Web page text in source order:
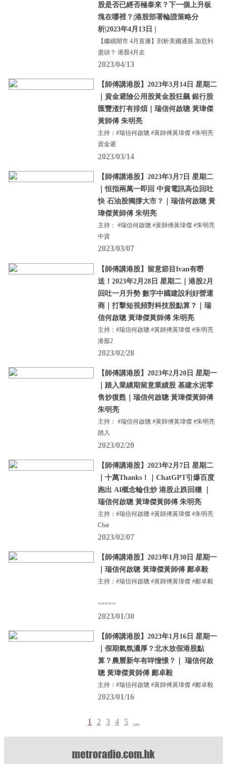
股是否已經否極泰來？下一個上升板
塊在哪裡？|港股部署輪證策略分
析|2023年4月13日 |
【繼續開市 4月直播】剖析美國通脹 加息到
盡頭？ 港股4月走
2023/04/13
【師傅講港股】2023年3月14日 星期二
｜資金避險公用股黃金股狂飆 銀行股
匯豐渣打有排煩｜瑞信何啟聰 黃瑋傑
黃師傅 朱明亮
主持：#瑞信何啟聰 #黃師傅黃瑋傑 #朱明亮
資金避
2023/03/14
【師傅講港股】2023年3月7日 星期二
｜恒指兩萬一即回 中資電訊高位回吐
快 石油股獨撐大市？｜瑞信何啟聰 黃
瑋傑黃師傅 朱明亮
主持： #瑞信何啟聰 #黃師傅黃瑋傑 #朱明亮
中資
2023/03/07
【師傅講港股】留意節目Ivan有嘢
送！2023年2月28日 星期二｜港股2月
回吐一月升勢 數字中國建設利好營運
商｜打擊短視頻對科技股點算？｜瑞
信何啟聰 黃瑋傑黃師傅 朱明亮
主持：#瑞信何啟聰 #黃師傅黃瑋傑 #朱明亮
港股2
2023/02/28
【師傅講港股】2023年2月20日 星期一
｜踏入業績期留意業績股 基建水泥零
售炒復甦｜瑞信何啟聰 黃瑋傑黃師傅
朱明亮
主持： #瑞信何啟聰 #黃師傅黃瑋傑 #朱明亮
踏入
2023/02/20
【師傅講港股】2023年2月7日 星期二
｜十萬Thanks！｜ChatGPT引爆百度
跑出 AI概念輪住炒 港股止跌回穩 ｜
瑞信何啟聰 黃瑋傑黃師傅 朱明亮
主持：#瑞信何啟聰 #黃師傅黃瑋傑 #朱明亮
Chat
2023/02/07
【師傅講港股】2023年1月30日 星期一
｜瑞信何啟聰 黃瑋傑黃師傅 鄺卓毅
主持：#瑞信何啟聰 #黃師傅黃瑋傑 #鄺卓毅
=====
2023/01/30
【師傅講港股】2023年1月16日 星期一
｜假期氣氛濃厚？北水放假港股點
算？農曆新年有咩憧憬？｜ 瑞信何啟
聰 黃瑋傑黃師傅 鄺卓毅
主持：#瑞信何啟聰 #黃師傅黃瑋傑 #鄺卓毅
2023/01/16
1 2 3 4 5 ...